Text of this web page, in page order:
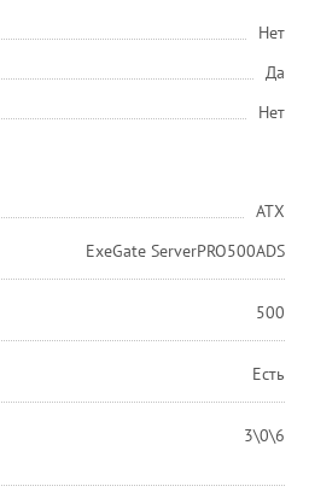
Нет
Да
Нет
ATX
ExeGate ServerPRO500ADS
500
Есть
3\0\6